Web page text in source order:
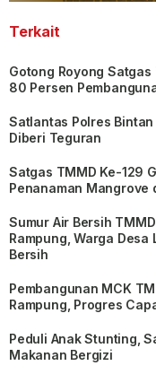
Terkait
Gotong Royong
80 Persen
Satlantas Polres
Diberi Teguran
Satgas TMMD Ke-129
Penanaman Mangrove
Sumur Air Bersih
Rampung, Warga
Bersih
Pembangunan MCK
Rampung, Progres
Peduli Anak Stunting,
Makanan Bergizi